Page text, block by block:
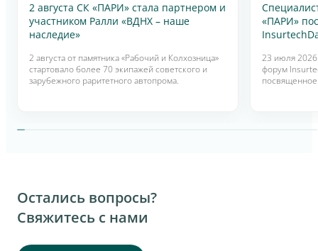
2 августа СК «ПАРИ» стала партнером и
участником Ралли «ВДНХ – наше
наследие»
2 августа от памятника «Рабочий и Колхозница»
стартовало более 70 экипажей советского и
зарубежного раритетного автопрома.
«ПАРИ»
23 июля
форум
Остались вопросы?
Свяжитесь с нами